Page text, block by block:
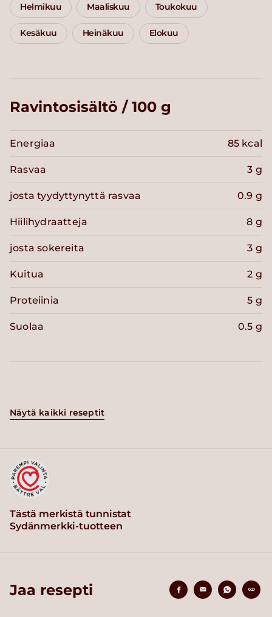
Helmikuu Maaliskuu Toukokuu
Kesäkuu Heinäkuu Elokuu
Ravintosisältö / 100 g
Energiaa 85 kcal
Rasvaa 3 g
josta tyydyttynyttä rasvaa 0.9 g
Hiilihydraatteja 8 g
josta sokereita 3 g
Kuitua 2 g
Proteiinia 5 g
Suolaa 0.5 g
Näytä kaikki reseptit
Tästä merkistä tunnistat
Sydänmerkki-tuotteen
Jaa resepti